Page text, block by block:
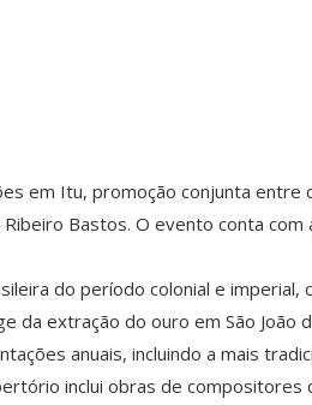
em Itu, promoção conjunta entre
Bastos. O evento conta com
do período colonial e imperial,
da extração do ouro em São João
anuais, incluindo a mais
inclui obras de compositores